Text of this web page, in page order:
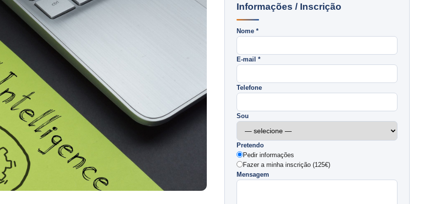
Informações / Inscrição
Nome *
E-mail *
Telefone
Sou
Pretendo
Pedir informações
Fazer a minha inscrição (125€)
Mensagem